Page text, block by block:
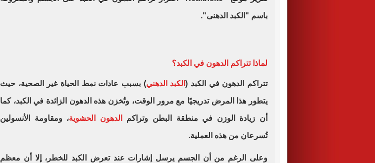
باسم "الكبد الدهنى".
لماذا تتراكم الدهون في الكبد؟
تتراكم الدهون في الكبد (الكبد الدهني) بسبب عادات نمط الحياة غير الصحية، حيث
يتطور هذا المرض تدريجيًا مع مرور الوقت، وتُخزن هذه الدهون الزائدة في الكبد، كما
أن زيادة الوزن في منطقة البطن وتراكم الدهون الحشوية، ومقاومة الأنسولين
تُسرعان من هذه العملية.
وعلى الرغم من أن الجسم يرسل إشارات عند تعرض الكبد للخطر، إلا أن معظم